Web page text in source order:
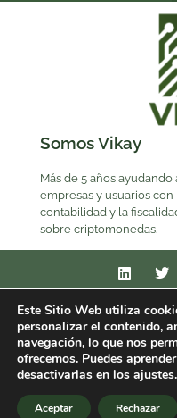
Somos Vikay
Más de 5 años ayudando
empresas y usuarios con
contabilidad y la
sobre criptomonedas.
Artículos Aviso
Política de
Este Sitio Web utiliza
personalizar el contenido,
navegación, lo que nos
ofrecemos. Puedes
desactivarlas en los ajustes.
Aceptar Rechazar